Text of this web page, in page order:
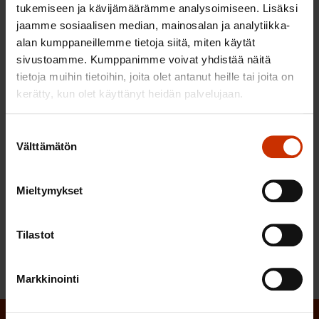
tukemiseen ja kävijämäärämme analysoimiseen. Lisäksi
jaamme sosiaalisen median, mainosalan ja analytiikka-
alan kumppaneillemme tietoja siitä, miten käytät
sivustoamme. Kumppanimme voivat yhdistää näitä
tietoja muihin tietoihin, joita olet antanut heille tai joita on
kerätty, kun olet käyttänyt heidän palvelujaan.
valinta
Välttämätön
Mieltymykset
Tilastot
Markkinointi
käytön velvoitteen täyttämiseksi. Jokainen
päästövähennysvelvoitteiden piirissä oleva maa
joutuu tekemään tiliä myös metsityksestä,
metsänhävityksestä ja metsänhoidosta hiilinielujen
laskentasääntöjen puitteissa. On tärkeää, että
esim. metsähake) voi tulla edes potentiaalisesti
Suomen Ammattiliittojen Keskusjärjestö SAK ry